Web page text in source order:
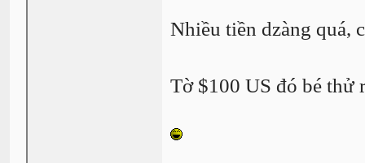
Nhiều tiền dzàng
Tờ $100 US đó bé